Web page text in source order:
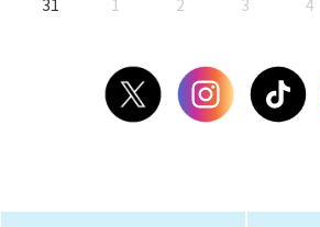
31
1 2 3 4